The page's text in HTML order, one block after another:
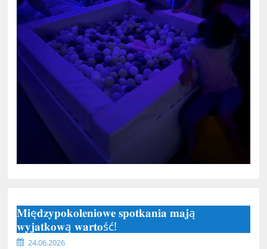
𝐌𝐢ę𝐝𝐳𝐲𝐩𝐨𝐤𝐨𝐥𝐞𝐧𝐢𝐨𝐰𝐞 𝐬𝐩𝐨𝐭𝐤𝐚𝐧𝐢𝐚 𝐦𝐚𝐣ą
𝐰𝐲𝐣𝐚𝐭𝐤𝐨𝐰ą 𝐰𝐚𝐫𝐭𝐨ść!
24.06.2026